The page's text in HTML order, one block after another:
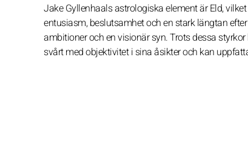
Jake Gyllenhaals astrologiska element är Eld,
entusiasm, beslutsamhet och en stark längtan
ambitioner och en visionär syn. Trots dessa
svårt med objektivitet i sina åsikter och kan